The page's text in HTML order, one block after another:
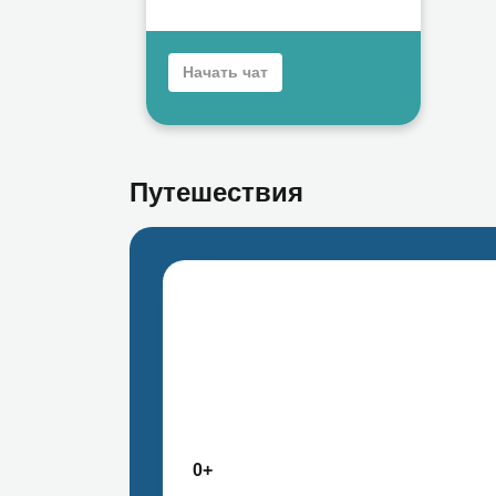
Начать чат
Путешествия
0+